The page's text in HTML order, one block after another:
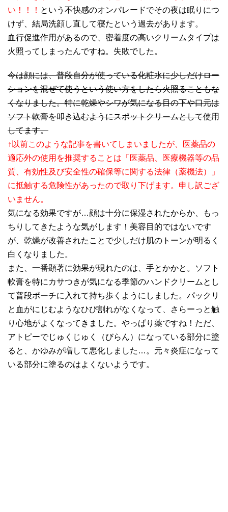
い！！！ という不快感のオンパレードでその夜は眠りにつ
けず、結局洗顔し直して寝たという過去があります。
血行促進作用があるので、密着度の高いクリームタイプは
火照ってしまったんですね。失敗でした。
今は顔には、普段自分が使っている化粧水に少しだけロー
ションを混ぜて使うという使い方をしたら火照ることもな
くなりました。特に乾燥やシワが気になる目の下や口元は
ソフト軟膏を叩き込むようにスポットクリームとして使用
してます。
↑以前このような記事を書いてしまいましたが、医薬品の
適応外の使用を推奨することは「医薬品、医療機器等の品
質、有効性及び安全性の確保等に関する法律（薬機法）」
に抵触する危険性があったので取り下げます。申し訳ござ
いません。
気になる効果ですが…顔は十分に保湿されたからか、もっ
ちりしてきたような気がします！美容目的ではないです
が、乾燥が改善されたことで少しだけ肌のトーンが明るく
白くなりました。
また、一番顕著に効果が現れたのは、手とかかと。ソフト
軟膏を特にカサつきが気になる季節のハンドクリームとし
て普段ポーチに入れて持ち歩くようにしました。パックリ
と血がにじむようなひび割れがなくなって、さらーっと触
り心地がよくなってきました。やっぱり薬ですね！ただ、
アトピーでじゅくじゅく（びらん）になっている部分に塗
ると、かゆみが増して悪化しました…。元々炎症になって
いる部分に塗るのはよくないようです。